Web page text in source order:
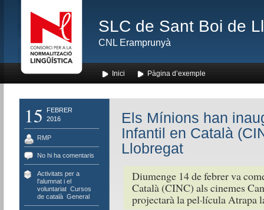
SLC de Sant Boi de
CNL Eramprunyà
Inici Pàgina d’exemple
15
FEBRER
2016
RMP
No hi ha comentaris
Activitats per a
l'alumnat i el
voluntariat, Cursos
de català, General
Els Mínions han
Infantil en Català
Llobregat
Diumenge 14 de febrer va
Català (CINC) als cinemes
projectarà la pel·lícula Atrapa